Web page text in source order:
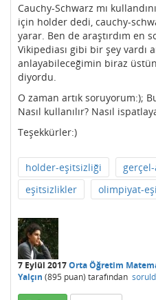
Cauchy-Schwarz mı
için holder dedi, cauchy-
yarar. Ben de araştırdım en
Vikipediası gibi bir şey vardı
anlayabileceğimin biraz
diyordu.
O zaman artık soruyorum:);
Nasıl kullanılır? Nasıl
Teşekkürler:)
holder-eşitsizliği
eşitsizlikler
olimpiyat-
7 Eylül 2017Orta Öğretim
Yalçın (895 puan) tarafından